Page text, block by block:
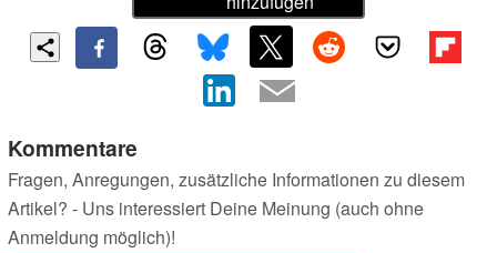
Kommentare
Fragen, Anregungen, zusätzliche Informationen zu diesem
Artikel? - Uns interessiert Deine Meinung (auch ohne
Anmeldung möglich)!